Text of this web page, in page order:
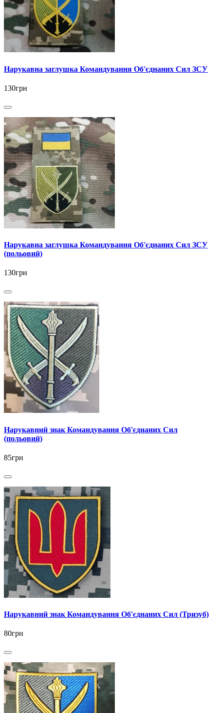
Нарукавна заглушка Командування Об'єднаних Сил ЗСУ
130грн
Нарукавна заглушка Командування Об'єднаних Сил ЗСУ
(польовий)
130грн
Нарукавний знак Командування Об'єднаних Сил
(польовий)
85грн
Нарукавний знак Командування Об'єднаних Сил (Тризуб)
80грн